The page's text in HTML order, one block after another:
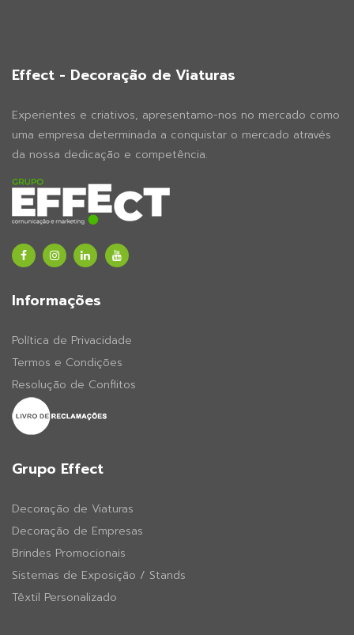
Effect - Decoração de Viaturas
Experientes e criativos, apresentamo-nos no mercado como
uma empresa determinada a conquistar o mercado através
da nossa dedicação e competência.
Informações
Política de Privacidade
Termos e Condições
Resolução de Conflitos
Grupo Effect
Decoração de Viaturas
Decoração de Empresas
Brindes Promocionais
Sistemas de Exposição / Stands
Têxtil Personalizado